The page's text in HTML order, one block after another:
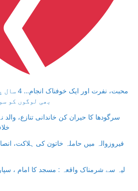
محبت،
بھی لوگوں کو
سرگودھا کا حیران کن خاندانی تنازع، والد
فیروزوالہ میں حاملہ خاتون کی ہلاکت،
لیہ سے شرمناک واقعہ : مسجد کا امام ،